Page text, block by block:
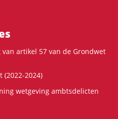
artikel 57 van de Grondwet
(2022-2024)
wetgeving ambtsdelicten